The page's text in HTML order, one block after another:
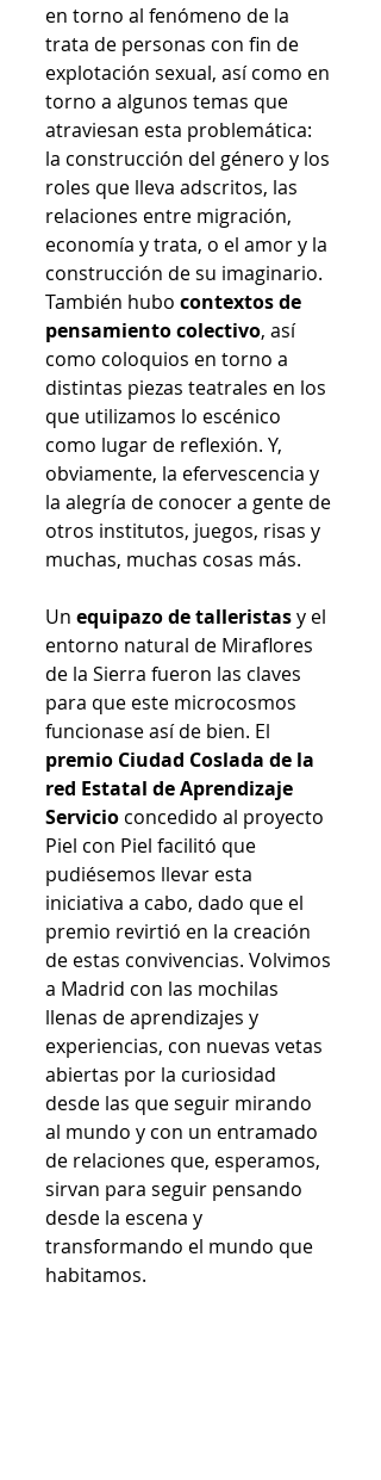
en torno al fenómeno de la
trata de personas con fin de
explotación sexual, así como en
torno a algunos temas que
atraviesan esta problemática:
la construcción del género y los
roles que lleva adscritos, las
relaciones entre migración,
economía y trata, o el amor y la
construcción de su imaginario.
También hubo contextos de
pensamiento colectivo, así
como coloquios en torno a
distintas piezas teatrales en los
que utilizamos lo escénico
como lugar de reflexión. Y,
obviamente, la efervescencia y
la alegría de conocer a gente de
otros institutos, juegos, risas y
muchas, muchas cosas más.
Un equipazo de talleristas y el
entorno natural de Miraflores
de la Sierra fueron las claves
para que este microcosmos
funcionase así de bien. El
premio Ciudad Coslada de la
red Estatal de Aprendizaje
Servicio concedido al proyecto
Piel con Piel facilitó que
pudiésemos llevar esta
iniciativa a cabo, dado que el
premio revirtió en la creación
de estas convivencias. Volvimos
a Madrid con las mochilas
llenas de aprendizajes y
experiencias, con nuevas vetas
abiertas por la curiosidad
desde las que seguir mirando
al mundo y con un entramado
de relaciones que, esperamos,
sirvan para seguir pensando
desde la escena y
transformando el mundo que
habitamos.